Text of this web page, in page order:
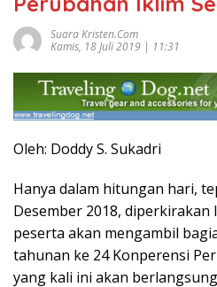
Suara Kristen.com
Kamis, 18 Juli 2019 | 11:31
Oleh: Doddy S. Sukadri
Hanya dalam hitungan hari,
Desember 2018,
peserta akan mengambil
tahunan ke 24 Konperensi
yang kali ini akan